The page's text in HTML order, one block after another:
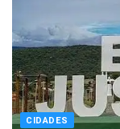
CIDADES